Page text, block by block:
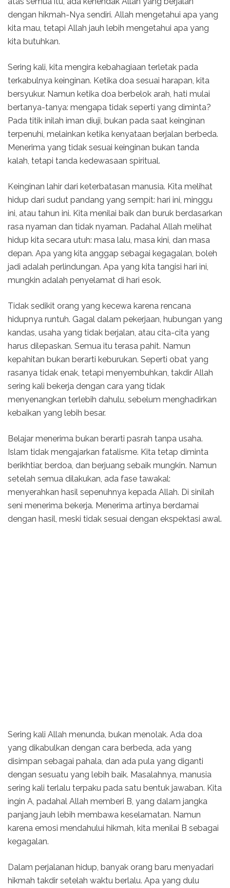
dengan hikmah-Nya sendiri. Allah mengetahui apa yang
kita mau, tetapi Allah jauh lebih mengetahui apa yang
kita butuhkan.
Sering kali, kita mengira kebahagiaan terletak pada
terkabulnya keinginan. Ketika doa sesuai harapan, kita
bersyukur. Namun ketika doa berbelok arah, hati mulai
bertanya-tanya: mengapa tidak seperti yang diminta?
Pada titik inilah iman diuji, bukan pada saat keinginan
terpenuhi, melainkan ketika kenyataan berjalan berbeda.
Menerima yang tidak sesuai keinginan bukan tanda
kalah, tetapi tanda kedewasaan spiritual.
Keinginan lahir dari keterbatasan manusia. Kita melihat
hidup dari sudut pandang yang sempit: hari ini, minggu
ini, atau tahun ini. Kita menilai baik dan buruk berdasarkan
rasa nyaman dan tidak nyaman. Padahal Allah melihat
hidup kita secara utuh: masa lalu, masa kini, dan masa
depan. Apa yang kita anggap sebagai kegagalan, boleh
jadi adalah perlindungan. Apa yang kita tangisi hari ini,
mungkin adalah penyelamat di hari esok.
Tidak sedikit orang yang kecewa karena rencana
hidupnya runtuh. Gagal dalam pekerjaan, hubungan yang
kandas, usaha yang tidak berjalan, atau cita-cita yang
harus dilepaskan. Semua itu terasa pahit. Namun
kepahitan bukan berarti keburukan. Seperti obat yang
rasanya tidak enak, tetapi menyembuhkan, takdir Allah
sering kali bekerja dengan cara yang tidak
menyenangkan terlebih dahulu, sebelum menghadirkan
kebaikan yang lebih besar.
Belajar menerima bukan berarti pasrah tanpa usaha.
Islam tidak mengajarkan fatalisme. Kita tetap diminta
berikhtiar, berdoa, dan berjuang sebaik mungkin. Namun
setelah semua dilakukan, ada fase tawakal:
menyerahkan hasil sepenuhnya kepada Allah. Di sinilah
seni menerima bekerja. Menerima artinya berdamai
dengan hasil, meski tidak sesuai dengan ekspektasi awal.
Sering kali Allah menunda, bukan menolak. Ada doa
yang dikabulkan dengan cara berbeda, ada yang
disimpan sebagai pahala, dan ada pula yang diganti
dengan sesuatu yang lebih baik. Masalahnya, manusia
sering kali terlalu terpaku pada satu bentuk jawaban. Kita
ingin A, padahal Allah memberi B, yang dalam jangka
panjang jauh lebih membawa keselamatan. Namun
karena emosi mendahului hikmah, kita menilai B sebagai
kegagalan.
Dalam perjalanan hidup, banyak orang baru menyadari
hikmah takdir setelah waktu berlalu. Apa yang dulu